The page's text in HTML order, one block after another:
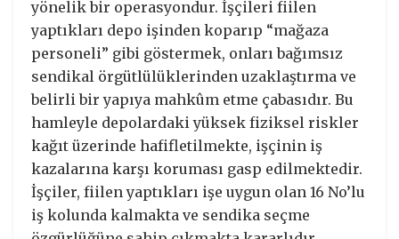
yönelik bir operasyondur. İşçileri fiilen
yaptıkları depo işinden koparıp “mağaza
personeli” gibi göstermek, onları bağımsız
sendikal örgütlülüklerinden uzaklaştırma ve
belirli bir yapıya mahkûm etme çabasıdır. Bu
hamleyle depolardaki yüksek fiziksel riskler
kağıt üzerinde hafifletilmekte, işçinin iş
kazalarına karşı koruması gasp edilmektedir.
İşçiler, fiilen yaptıkları işe uygun olan 16 No’lu
iş kolunda kalmakta ve sendika seçme